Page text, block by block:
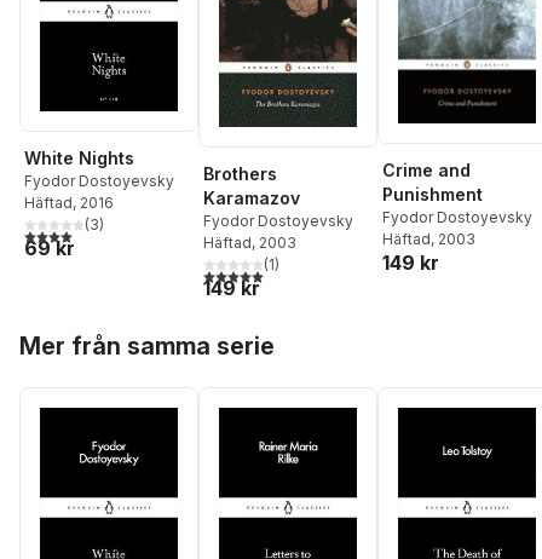
White Nights
Fyodor Dostoyevsky
Häftad, 2016
4,0utav 5 stjärnor. Totalt antal röster:
(3)
69 kr
Brothers
Karamazov
Fyodor Dostoyevsky
Häftad, 2003
5,0utav 5 stjärnor. Totalt antal röster:
(1)
149 kr
Crime and
Punishment
Fyodor Dostoyevsky
Häftad, 2003
149 kr
Mer från samma serie